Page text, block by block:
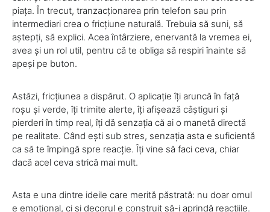
piața. În trecut, tranzacționarea prin telefon sau prin
intermediari crea o fricțiune naturală. Trebuia să suni, să
aștepți, să explici. Acea întârziere, enervantă la vremea ei,
avea și un rol util, pentru că te obliga să respiri înainte să
apeși pe buton.
Astăzi, fricțiunea a dispărut. O aplicație îți aruncă în față
roșu și verde, îți trimite alerte, îți afișează câștiguri și
pierderi în timp real, îți dă senzația că ai o manetă directă
pe realitate. Când ești sub stres, senzația asta e suficientă
ca să te împingă spre reacție. Îți vine să faci ceva, chiar
dacă acel ceva strică mai mult.
Asta e una dintre ideile care merită păstrată: nu doar omul
e emoțional, ci și decorul e construit să-i aprindă reacțiile.